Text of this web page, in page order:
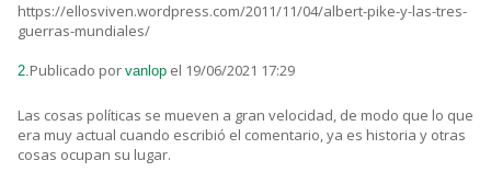
https://ellosviven.wordpress.com/2011/11/04/albert-pike-y-las-tres-
guerras-mundiales/
2.Publicado por vanlop el 19/06/2021 17:29
Las cosas políticas se mueven a gran velocidad, de modo que lo que
era muy actual cuando escribió el comentario, ya es historia y otras
cosas ocupan su lugar.